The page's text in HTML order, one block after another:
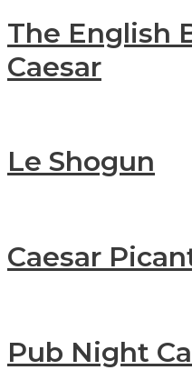
The English
Caesar
Le Shogun
Caesar
Pub Night